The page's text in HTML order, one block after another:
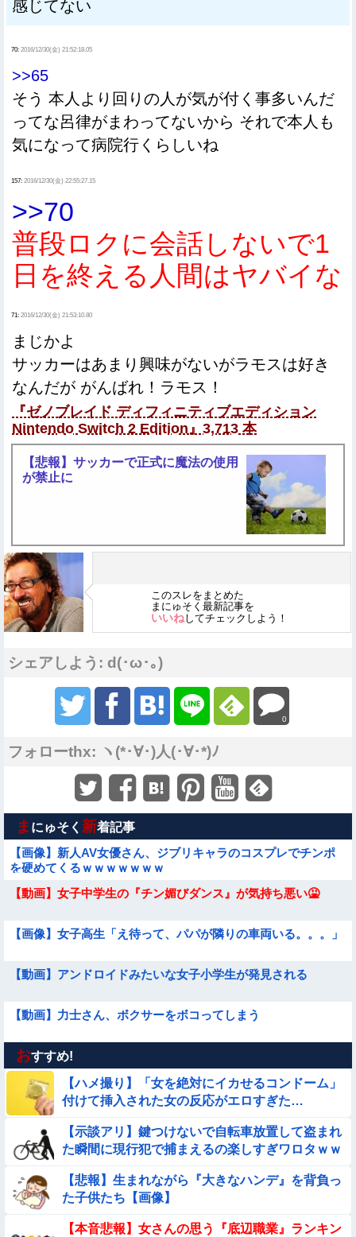
感じてない
70: 2016/12/30(金) 21:52:18.05
>>65
そう 本人より回りの人が気が付く事多いんだ
ってな呂律がまわってないから それで本人も
気になって病院行くらしいね
157: 2016/12/30(金) 22:55:27.15
>>70
普段ロクに会話しないで1
日を終える人間はヤバイな
71: 2016/12/30(金) 21:53:10.80
まじかよ
サッカーはあまり興味がないがラモスは好き
なんだが がんばれ！ラモス！
『ゼノブレイド ディフィニティブエディション
Nintendo Switch 2 Edition』3,713 本
【悲報】サッカーで正式に魔法の使用
が禁止に
このスレをまとめた
まにゅそく最新記事を
いいねしてチェックしよう！
シェアしよう: d(･ω･｡)
0
フォローthx: ヽ(*･∀･)人(･∀･*)ﾉ
ま にゅそく 新着記事
【画像】新人AV女優さん、ジブリキャラのコスプレでチンポ
を硬めてくるｗｗｗｗｗｗｗ
【動画】女子中学生の『チン媚びダンス』が気持ち悪い🤮
【画像】女子高生「え待って、パパが隣りの車両いる。。。」
【動画】アンドロイドみたいな女子小学生が発見される
【動画】力士さん、ボクサーをボコってしまう
【画像】夏のバイクがヤバすぎるｗｗｗｗｗ
【動画】美少女4人組の20年後の姿がヤバいwwwwww
【動画】デブの喧嘩 ガチでヤバい……
【動画】広島に落とされた『原子爆弾』の『再現動画』がこち
ら・・・
おすすめ!
【ハメ撮り】「女を絶対にイカせるコンドーム」
付けて挿入された女の反応がエロすぎた…
【示談アリ】鍵つけないで自転車放置して盗まれ
た瞬間に現行犯で捕まえるの楽しすぎワロタｗｗ
【悲報】生まれながら『大きなハンデ』を背負っ
た子供たち【画像】
【本音悲報】女さんの思う『底辺職業』ランキン